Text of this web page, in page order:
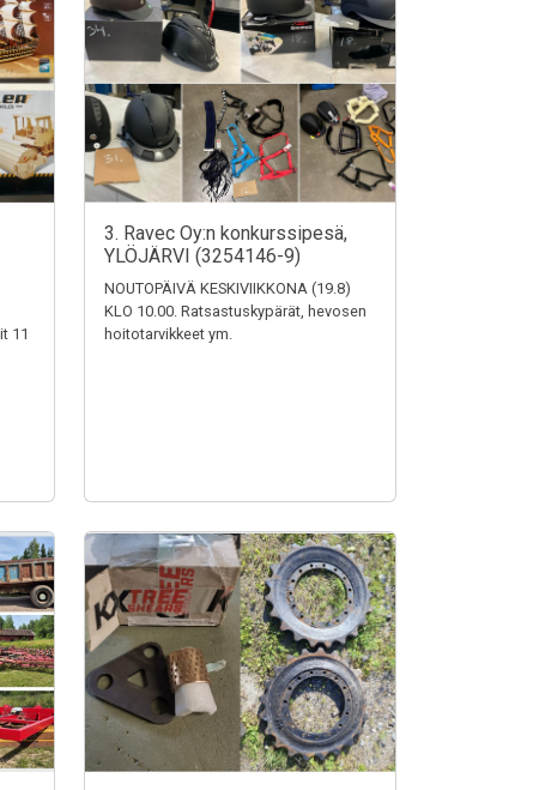
11
3. Ravec Oy:n konkurssipesä,
YLÖJÄRVI (3254146-9)
NOUTOPÄIVÄ KESKIVIIKKONA (19.8)
KLO 10.00. Ratsastuskypärät, hevosen
hoitotarvikkeet ym.